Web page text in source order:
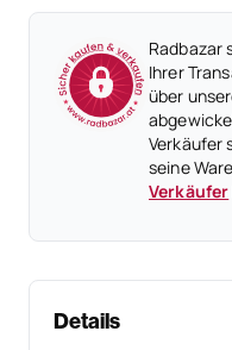
Radbazar
Ihrer
über
Verkäufer
seine
Verkäufer
Details